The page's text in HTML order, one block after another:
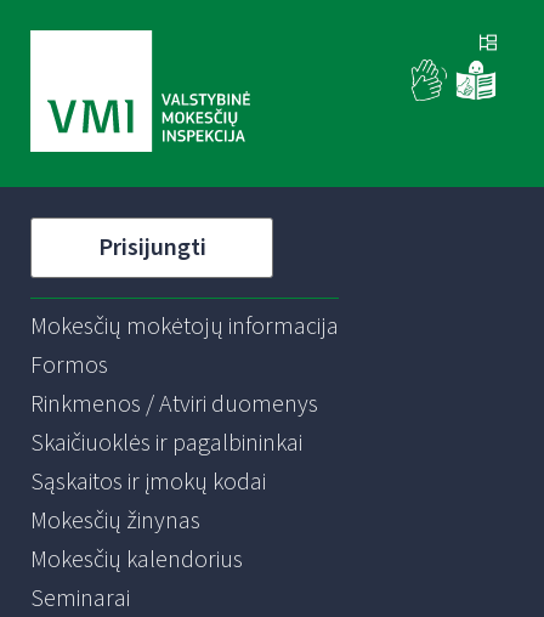
Prisijungti
Mokesčių mokėtojų informacija
Formos
Rinkmenos / Atviri duomenys
Skaičiuoklės ir pagalbininkai
Sąskaitos ir įmokų kodai
Mokesčių žinynas
Mokesčių kalendorius
Seminarai